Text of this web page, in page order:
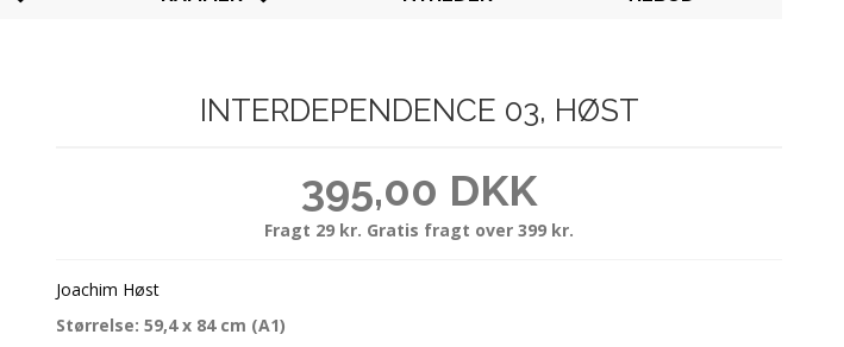
INTERDEPENDENCE 03, HØST
395,00 DKK
Fragt 29 kr. Gratis fragt over 399 kr.
Joachim Høst
Størrelse: 59,4 x 84 cm (A1)